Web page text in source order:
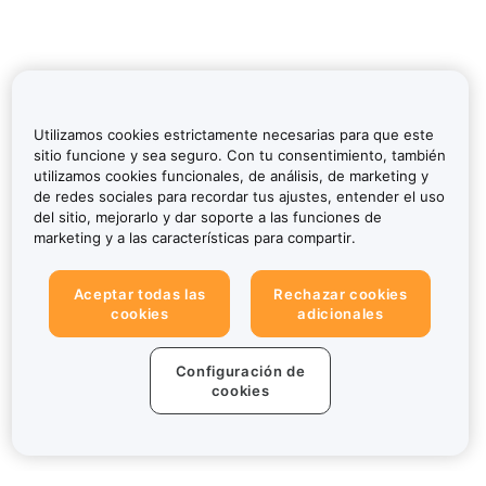
Utilizamos cookies estrictamente necesarias para que este
sitio funcione y sea seguro. Con tu consentimiento, también
utilizamos cookies funcionales, de análisis, de marketing y
de redes sociales para recordar tus ajustes, entender el uso
del sitio, mejorarlo y dar soporte a las funciones de
marketing y a las características para compartir.
Aceptar todas las
cookies
Rechazar cookies
adicionales
Configuración de
cookies